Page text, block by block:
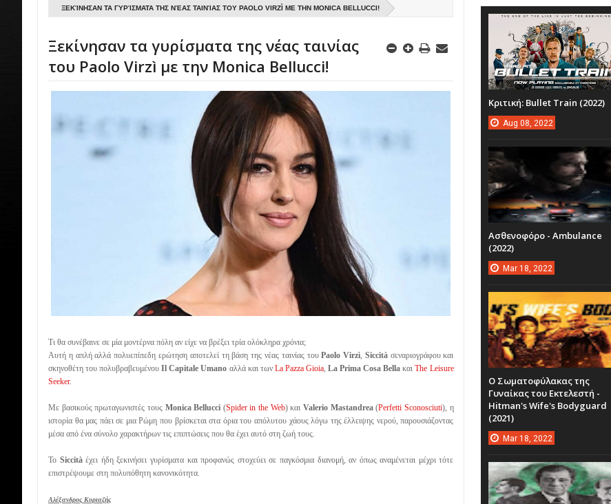
ΞΕΚΊΝΗΣΑΝ ΤΑ ΓΥΡΊΣΜΑΤΑ ΤΗΣ ΝΈΑΣ ΤΑΙΝΊΑΣ ΤΟΥ PAOLO VIRZÌ ΜΕ ΤΗΝ MONICA BELLUCCI!
Ξεκίνησαν τα γυρίσματα της νέας ταινίας
του Paolo Virzì με την Monica Bellucci!
Τι θα συνέβαινε σε μία μοντέρνα πόλη αν είχε να βρέξει τρία ολόκληρα χρόνια;
Αυτή η απλή αλλά πολυεπίπεδη ερώτηση αποτελεί τη βάση της νέας ταινίας τουPaolo Virzì, Siccità σεναριογράφου και
σκηνοθέτη του πολυβραβευμένουIl Capitale Umano αλλά και των La Pazza Gioia,La Prima Cosa Bella καιThe Leisure
Seeker.
Με βασικούς πρωταγωνιστές τους Monica Bellucci (Spider in the Web) και Valerio Mastandrea(Perfetti Sconosciuti), η
ιστορία θα μας πάει σε μια Ρώμη που βρίσκεται στα όρια του απόλυτου χάους λόγω της έλλειψης νερού, παρουσιάζοντας
μέσα από ένα σύνολο χαρακτήρων τις επιπτώσεις που θα έχει αυτό στη ζωή τους.
Το Siccitàέχει ήδη ξεκινήσει γυρίσματα και προφανώς στοχεύει σε παγκόσμια διανομή, αν όπως αναμένεται μέχρι τότε
επιστρέψουμε στη πολυπόθητη κανονικότητα.
Αλέξανδρος Κυριαζής
Κριτική: Bullet Train (2022)
Aug 08, 2022
Ασθενοφόρο - Ambulance
(2022)
Mar 18, 2022
Ο Σωματοφύλακας της
Γυναίκας του Εκτελεστή -
Hitman's Wife's Bodyguard
(2021)
Mar 18, 2022